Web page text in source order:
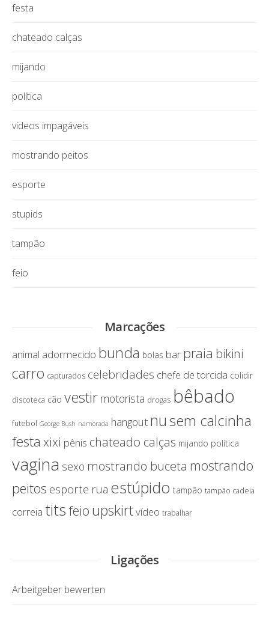
festa
chateado calças
mijando
política
vídeos impagáveis
mostrando peitos
esporte
stupids
tampão
feio
Marcações
animal adormecido bunda bolas bar praia bikini
carro capturados celebridades chefe de torcida colidir
discoteca cão vestir motorista drogas bêbado
futebol George Bush namorada hangout nusem calcinha
festa xixi pênis chateado calças mijando política
vagina sexo mostrando buceta mostrando
peitos esporte rua estúpido tampão tampão cadeia
correia titsfeio upskirtvídeo trabalhar
Ligações
Arbeitgeber bewerten